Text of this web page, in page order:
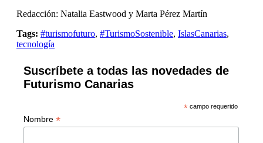
Redacción: Natalia Eastwood y Marta Pérez Martín
Tags: #turismofuturo, #TurismoSostenible, IslasCanarias,
tecnología
Suscríbete a todas las novedades de
Futurismo Canarias
*campo requerido
Nombre *